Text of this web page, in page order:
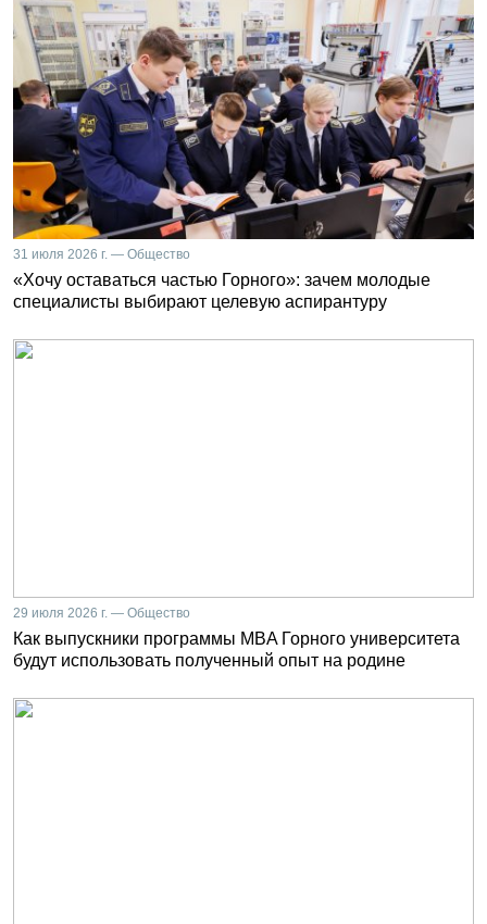
31 июля 2026 г. — Общество
«Хочу оставаться частью Горного»: зачем молодые
специалисты выбирают целевую аспирантуру
29 июля 2026 г. — Общество
Как выпускники программы MBA Горного университета
будут использовать полученный опыт на родине